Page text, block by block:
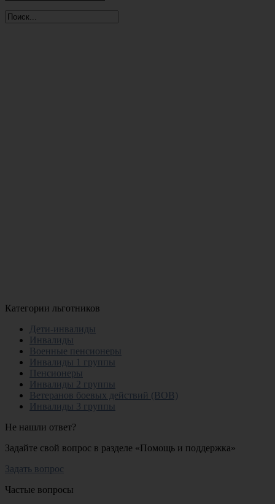
Категории льготников
Дети-инвалиды
Инвалиды
Военные пенсионеры
Инвалиды 1 группы
Пенсионеры
Инвалиды 2 группы
Ветеранов боевых действий (ВОВ)
Инвалиды 3 группы
Не нашли ответ?
Задайте свой вопрос в разделе «Помощь и поддержка»
Задать вопрос
Частые вопросы